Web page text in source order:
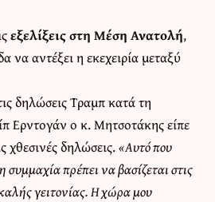
εξελίξεις στη Μέση Ανατολή,
να αντέξει η εκεχειρία μεταξύ
δηλώσεις Τραμπ κατά τη
Ερντογάν ο κ. Μητσοτάκης είπε
χθεσινές δηλώσεις.«Αυτό που
πρέπει να βασίζεται στις
γειτονίας. Η χώρα μου